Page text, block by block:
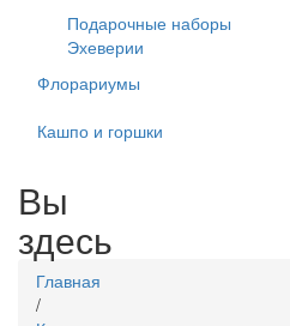
Подарочные наборы
Эхеверии
Флорариумы
Кашпо и горшки
Вы
здесь
Главная
/